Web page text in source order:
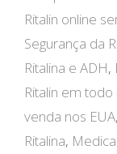
Ritalin online
Segurança da
Ritalina e ADH,
Ritalin em
venda nos EUA,
Ritalina,